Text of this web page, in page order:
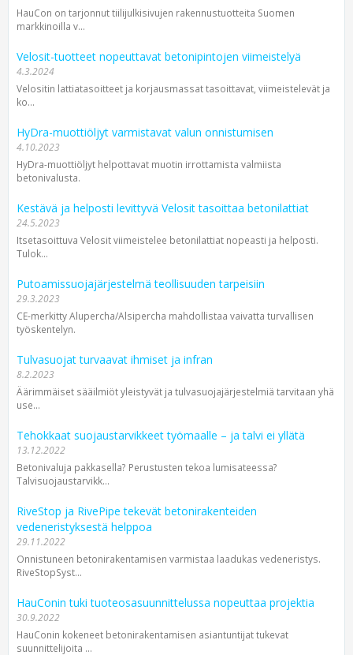
HauCon on tarjonnut tiilijulkisivujen rakennustuotteita Suomen
markkinoilla v...
Velosit-tuotteet nopeuttavat betonipintojen viimeistelyä
4.3.2024
Velositin lattiatasoitteet ja korjausmassat tasoittavat, viimeistelevät ja
ko...
HyDra-muottiöljyt varmistavat valun onnistumisen
4.10.2023
HyDra-muottiöljyt helpottavat muotin irrottamista valmiista
betonivalusta.
Kestävä ja helposti levittyvä Velosit tasoittaa betonilattiat
24.5.2023
Itsetasoittuva Velosit viimeistelee betonilattiat nopeasti ja helposti.
Tulok...
Putoamissuojajärjestelmä teollisuuden tarpeisiin
29.3.2023
CE-merkitty Alupercha/Alsipercha mahdollistaa vaivatta turvallisen
työskentelyn.
Tulvasuojat turvaavat ihmiset ja infran
8.2.2023
Äärimmäiset sääilmiöt yleistyvät ja tulvasuojajärjestelmiä tarvitaan yhä
use...
Tehokkaat suojaustarvikkeet työmaalle – ja talvi ei yllätä
13.12.2022
Betonivaluja pakkasella? Perustusten tekoa lumisateessa?
Talvisuojaustarvikk...
RiveStop ja RivePipe tekevät betonirakenteiden
vedeneristyksestä helppoa
29.11.2022
Onnistuneen betonirakentamisen varmistaa laadukas vedeneristys.
RiveStopSyst...
HauConin tuki tuoteosasuunnittelussa nopeuttaa projektia
30.9.2022
HauConin kokeneet betonirakentamisen asiantuntijat tukevat
suunnittelijoita ...